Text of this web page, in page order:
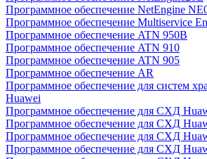
Программное обеспечение NetEngine
Программное обеспечение Multiservice
Программное обеспечение ATN 950B
Программное обеспечение ATN 910
Программное обеспечение ATN 905
Программное обеспечение AR
Программное обеспечение для систем
Huawei
Программное обеспечение для СХД
Программное обеспечение для СХД
Программное обеспечение для СХД
Программное обеспечение для СХД